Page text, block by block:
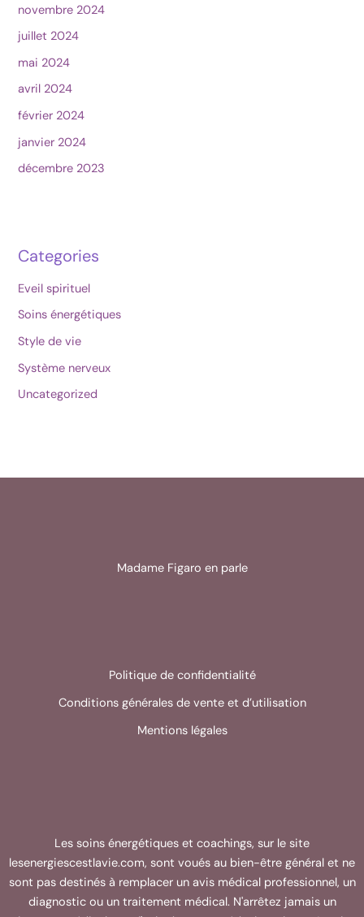
novembre 2024
juillet 2024
mai 2024
avril 2024
février 2024
janvier 2024
décembre 2023
Categories
Eveil spirituel
Soins énergétiques
Style de vie
Système nerveux
Uncategorized
Madame Figaro en parle
Politique de confidentialité
Conditions générales de vente et d’utilisation
Mentions légales
Les soins énergétiques et coachings, sur le site
lesenergiescestlavie.com, sont voués au bien-être général et ne
sont pas destinés à remplacer un avis médical professionnel, un
diagnostic ou un traitement médical. N'arrêtez jamais un